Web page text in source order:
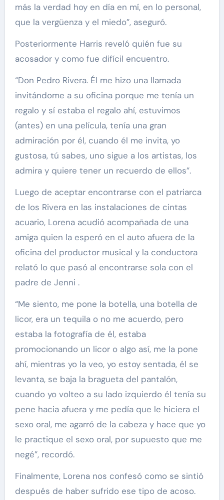
más la verdad hoy en día en mí, en lo personal,
que la vergüenza y el miedo”, aseguró.
Posteriormente Harris reveló quién fue su
acosador y como fue difícil encuentro.
“Don Pedro Rivera. Él me hizo una llamada
invitándome a su oficina porque me tenía un
regalo y sí estaba el regalo ahí, estuvimos
(antes) en una película, tenía una gran
admiración por él, cuando él me invita, yo
gustosa, tú sabes, uno sigue a los artistas, los
admira y quiere tener un recuerdo de ellos”.
Luego de aceptar encontrarse con el patriarca
de los Rivera en las instalaciones de cintas
acuario, Lorena acudió acompañada de una
amiga quien la esperó en el auto afuera de la
oficina del productor musical y la conductora
relató lo que pasó al encontrarse sola con el
padre de Jenni .
“Me siento, me pone la botella, una botella de
licor, era un tequila o no me acuerdo, pero
estaba la fotografía de él, estaba
promocionando un licor o algo así, me la pone
ahí, mientras yo la veo, yo estoy sentada, él se
levanta, se baja la bragueta del pantalón,
cuando yo volteo a su lado izquierdo él tenía su
pene hacia afuera y me pedía que le hiciera el
sexo oral, me agarró de la cabeza y hace que yo
le practique el sexo oral, por supuesto que me
negé”, recordó.
Finalmente, Lorena nos confesó como se sintió
después de haber sufrido ese tipo de acoso.